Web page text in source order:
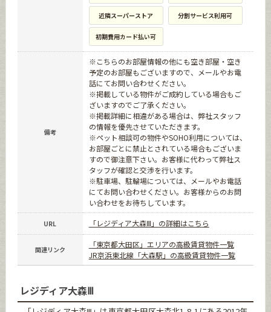
近隣スーパーストア 分割サービス利用可
初期費用カード払い可
備考
※こちらのお部屋情報の他にも空き部屋・空き
予定のお部屋もございますので、メールやお電
話にてお問い合わせください。
※掲載している物件がご成約している場合もご
ざいますのでご了承ください。
※掲載詳細に相違がある場合は、弊社スタッフ
の情報を優先させていただきます。
※ペット相談可の物件やSOHO利用については、
お部屋ごとに禁止とされている場合もございま
すので御注意下さい。お客様に代わって弊社ス
タッフが確認と交渉を行います。
※駐車場、駐輪場については、メールやお電話
にてお問い合わせください。お客様からのお問
い合わせをお待ちしています。
URL 「レジディア大森Ⅲ」の詳細はこちら
関連リンク
「東京都大田区」エリアの高級賃貸物件一覧
JR京浜東北線「大森駅」の高級賃貸物件一覧
レジディア大森Ⅲ